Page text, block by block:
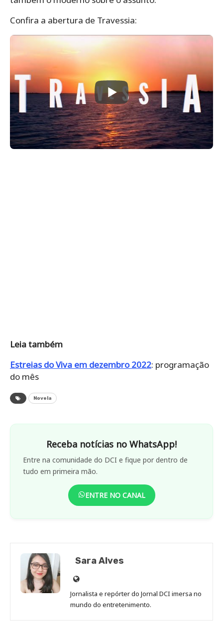
Confira a abertura de Travessia:
Leia também
Estreias do Viva em dezembro 2022: programação
do mês
Novela
Receba notícias no WhatsApp!
Entre na comunidade do DCI e fique por dentro de
tudo em primeira mão.
ENTRE NO CANAL
Sara Alves
Site
de
Sara
Jornalista e repórter do Jornal DCI imersa no
mundo do entretenimento.